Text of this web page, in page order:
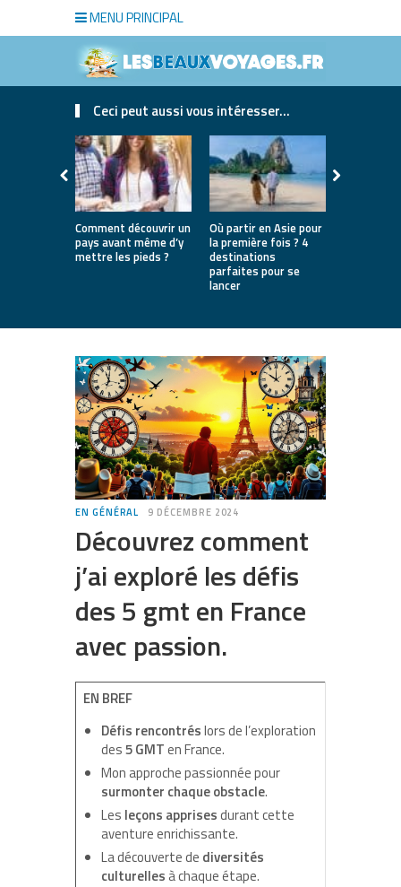
MENU PRINCIPAL
Ceci peut aussi vous intéresser...
Comment découvrir un
pays avant même d’y
mettre les pieds ?
Où partir en Asie pour
la première fois ? 4
destinations
parfaites pour se
lancer
EN GÉNÉRAL 9 DÉCEMBRE 2024
Découvrez comment
j’ai exploré les défis
des 5 gmt en France
avec passion.
EN BREF
Défis rencontréslors de l’exploration
des5 GMTen France.
Mon approche passionnée pour
surmonter chaque obstacle.
Les leçons apprisesdurant cette
aventure enrichissante.
La découverte de diversités
culturelles à chaque étape.